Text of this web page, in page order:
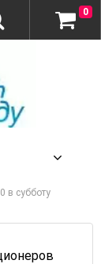
в субботу
0